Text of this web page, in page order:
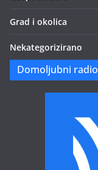
Grad i okolica
Nekategorizirano
Domoljubni radio